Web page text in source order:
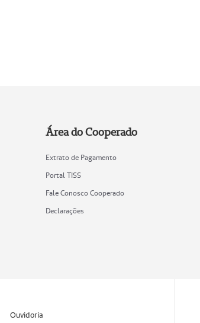
Área do Cooperado
Extrato de Pagamento
Portal TISS
Fale Conosco Cooperado
Declarações
Ouvidoria